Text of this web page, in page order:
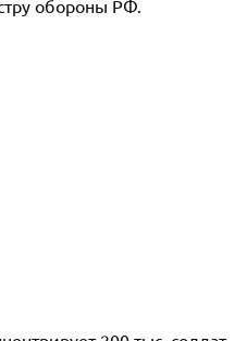
обороны РФ.